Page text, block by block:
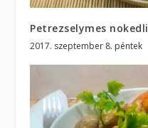
Petrezselymes nokedli
2017. szeptember 8. péntek